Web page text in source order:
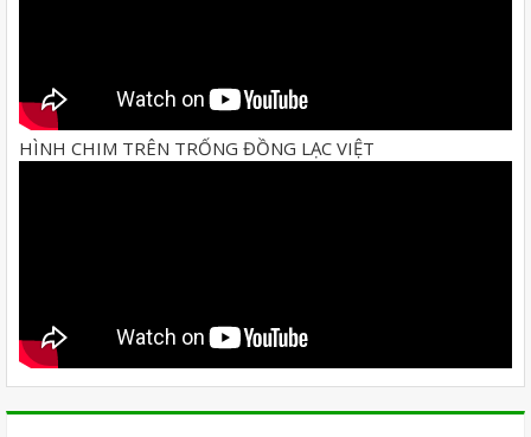
HÌNH CHIM TRÊN TRỐNG ĐỒNG LẠC VIỆT